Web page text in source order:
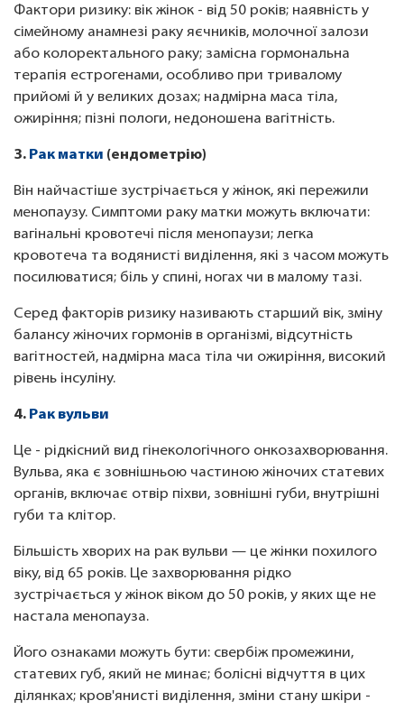
Фактори ризику: вік жінок - від 50 років; наявність у
сімейному анамнезі раку яєчників, молочної залози
або колоректального раку; замісна гормональна
терапія естрогенами, особливо при тривалому
прийомі й у великих дозах; надмірна маса тіла,
ожиріння; пізні пологи, недоношена вагітність.
3. Рак матки (ендометрію)
Він найчастіше зустрічається у жінок, які пережили
менопаузу. Симптоми раку матки можуть включати:
вагінальні кровотечі після менопаузи; легка
кровотеча та водянисті виділення, які з часом можуть
посилюватися; біль у спині, ногах чи в малому тазі.
Серед факторів ризику називають старший вік, зміну
балансу жіночих гормонів в організмі, відсутність
вагітностей, надмірна маса тіла чи ожиріння, високий
рівень інсуліну.
4. Рак вульви
Це - рідкісний вид гінекологічного онкозахворювання.
Вульва, яка є зовнішньою частиною жіночих статевих
органів, включає отвір піхви, зовнішні губи, внутрішні
губи та клітор.
Більшість хворих на рак вульви — це жінки похилого
віку, від 65 років. Це захворювання рідко
зустрічається у жінок віком до 50 років, у яких ще не
настала менопауза.
Його ознаками можуть бути: свербіж промежини,
статевих губ, який не минає; болісні відчуття в цих
ділянках; кров'янисті виділення, зміни стану шкіри -